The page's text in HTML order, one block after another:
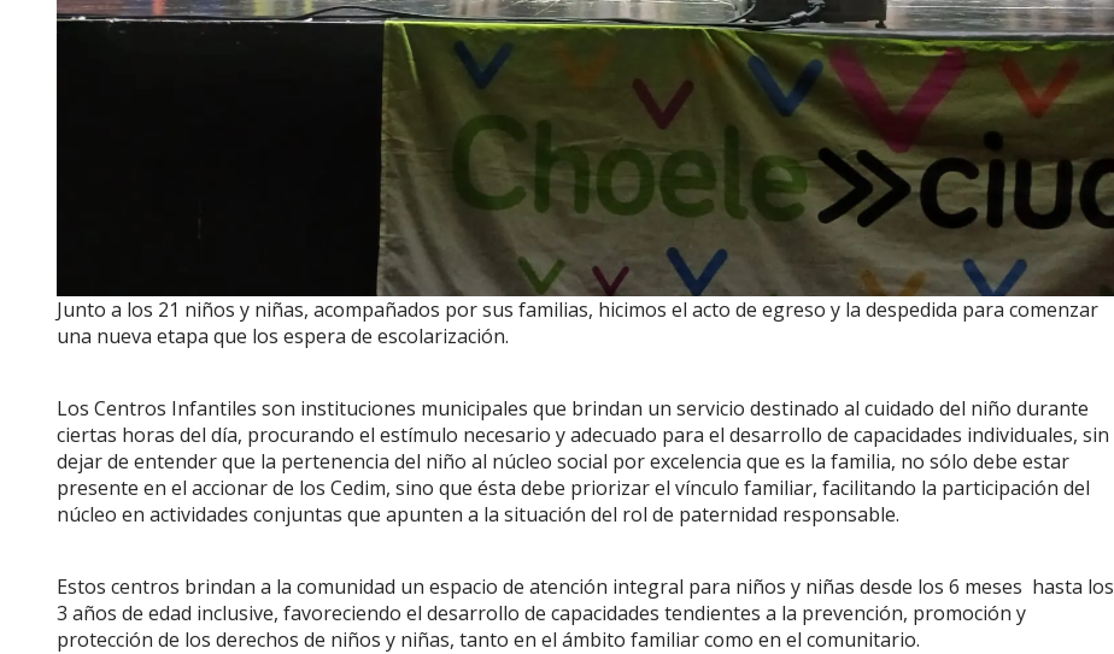
Junto a los 21 niños y niñas, acompañados por sus familias, hicimos el acto de egreso y la despedida para comenzar
una nueva etapa que los espera de escolarización.
Los Centros Infantiles son instituciones municipales que brindan un servicio destinado al cuidado del niño durante
ciertas horas del día, procurando el estímulo necesario y adecuado para el desarrollo de capacidades individuales, sin
dejar de entender que la pertenencia del niño al núcleo social por excelencia que es la familia, no sólo debe estar
presente en el accionar de los Cedim, sino que ésta debe priorizar el vínculo familiar, facilitando la participación del
núcleo en actividades conjuntas que apunten a la situación del rol de paternidad responsable.
Estos centros brindan a la comunidad un espacio de atención integral para niños y niñas desde los 6 meses hasta los
3 años de edad inclusive, favoreciendo el desarrollo de capacidades tendientes a la prevención, promoción y
protección de los derechos de niños y niñas, tanto en el ámbito familiar como en el comunitario.